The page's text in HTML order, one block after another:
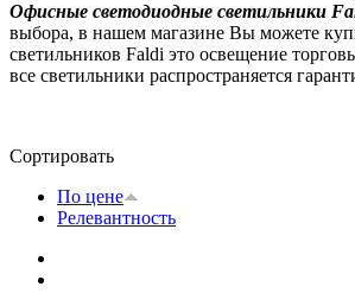
Офисные светодиодные светильники
выбора, в нашем магазине Вы можете
светильников Faldi это освещение
все светильники распространяется
Сортировать
По цене
Релевантность